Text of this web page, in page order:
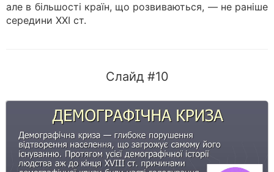
але в більшості країн, що розвиваються, — не раніше
середини XXI ст.
Слайд #10